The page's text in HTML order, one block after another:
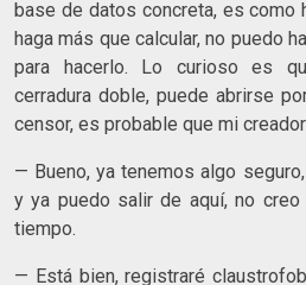
base de datos concreta, es como
haga más que calcular, no puedo
para hacerlo. Lo curioso es
cerradura doble, puede abrirse
censor, es probable que mi
— Bueno, ya tenemos algo
y ya puedo salir de aquí, no
tiempo.
— Está bien, registraré